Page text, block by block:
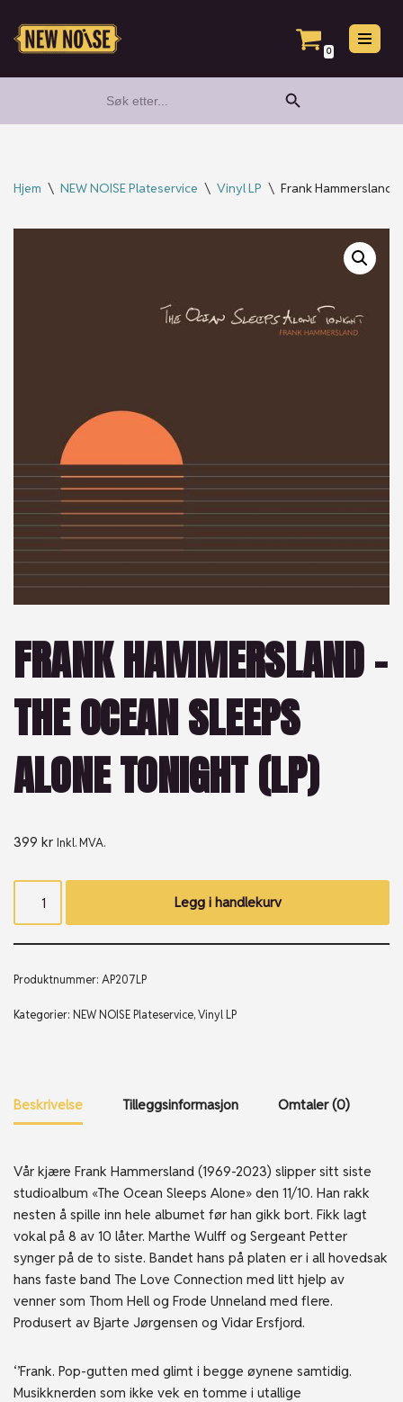
Hopp
0
for:
Search Button
Hjem \ NEW NOISE Plateservice \ Vinyl LP \ Frank Hammersland
FRANK HAMMERSLAND –
THE OCEAN SLEEPS
ALONE TONIGHT (LP)
399 kr Inkl. MVA.
Legg i handlekurv
Produktnummer: AP207LP
Kategorier: NEW NOISE Plateservice,Vinyl LP
Beskrivelse Tilleggsinformasjon Omtaler (0)
Vår kjære Frank Hammersland (1969-2023) slipper sitt siste
studioalbum «The Ocean Sleeps Alone» den 11/10. Han rakk
nesten å spille inn hele albumet før han gikk bort. Fikk lagt
vokal på 8 av 10 låter. Marthe Wulff og Sergeant Petter
synger på de to siste. Bandet hans på platen er i all hovedsak
hans faste band The Love Connection med litt hjelp av
venner som Thom Hell og Frode Unneland med flere.
Produsert av Bjarte Jørgensen og Vidar Ersfjord.
‘’Frank. Pop-gutten med glimt i begge øynene samtidig.
Musikknerden som ikke vek en tomme i utallige